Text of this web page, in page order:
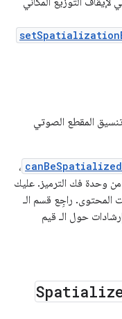
المقطع الصوتي
،
وحدة فك الترميز. عليك
المحتوى. راجِع قسم الـ
حول الـ قيم